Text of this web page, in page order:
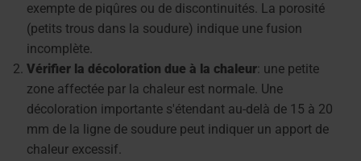
exempte de piqûres ou de discontinuités. La porosité
(petits trous dans la soudure) indique une fusion
incomplète.
Vérifier la décoloration due à la chaleur: une petite
zone affectée par la chaleur est normale. Une
décoloration importante s'étendant au-delà de 15 à 20
mm de la ligne de soudure peut indiquer un apport de
chaleur excessif.